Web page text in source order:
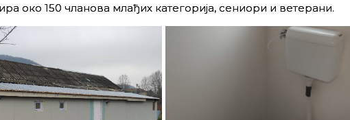
око 150 чланова млађих категорија, сениори и ветерани.